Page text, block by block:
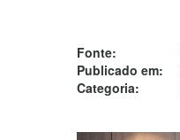
Fonte:
Publicado em:
Categoria: